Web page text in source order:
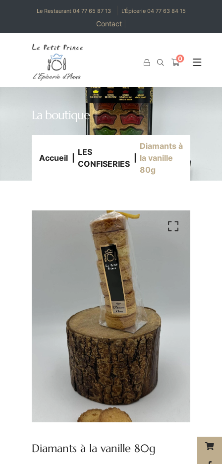
Le Restaurant 04 77 65 87 13 L'Épicerie 04 77 63 84 15
Contact
0
La boutique
Accueil
LES
CONFISERIES
Diamants à
la vanille
80g
Diamants à la vanille 80g